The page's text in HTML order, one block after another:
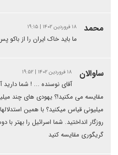
محمد ۱۸ فروردین ۱۴۰۲ | ۱۹:۱۵
ما باید خاک ایران را از باکو
ساوالان ۱۸ فروردین ۱۴۰۲ | ۱۹:۵۲
آقای نوسنده ... ! شما دارید
مقایسه می مکنید!؟ یهودی های چند
میلیونی قیاس میکنید؟ با همین
روزگار انداختید. شما اسرائیل را بهتر
گریگوری مقایسه کنید